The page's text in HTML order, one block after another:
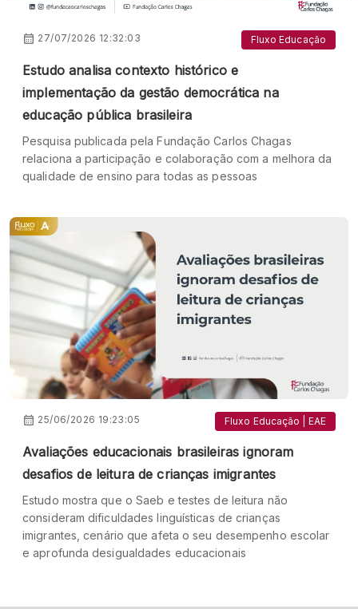
27/07/2026 12:32:03 Fluxo Educação
Estudo analisa contexto histórico e
implementação da gestão democrática na
educação pública brasileira
Pesquisa publicada pela Fundação Carlos Chagas
relaciona a participação e colaboração com a melhora da
qualidade de ensino para todas as pessoas
25/06/2026 19:23:05 Fluxo Educação | EAE
Avaliações educacionais brasileiras ignoram
desafios de leitura de crianças imigrantes
Estudo mostra que o Saeb e testes de leitura não
consideram dificuldades linguísticas de crianças
imigrantes, cenário que afeta o seu desempenho escolar
e aprofunda desigualdades educacionais